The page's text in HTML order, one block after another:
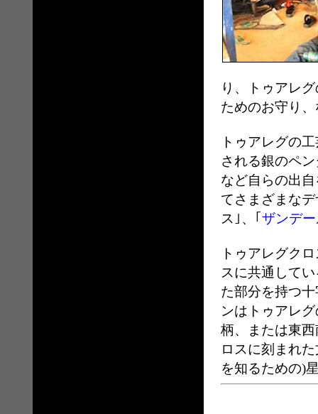
り、トゥアレ
ためのお守り
トゥアレグの
される銀のペ
など自らの出
てさまざまな
ス｣、｢ ザンデ
トゥアレグク
スに共通して
た部分を持つ
ンはトゥアレ
柄、または東
ロスに刻まれ
を知るための)